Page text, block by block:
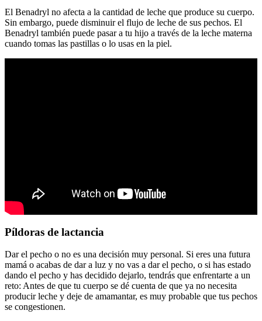
El Benadryl no afecta a la cantidad de leche que produce su cuerpo.
Sin embargo, puede disminuir el flujo de leche de sus pechos. El
Benadryl también puede pasar a tu hijo a través de la leche materna
cuando tomas las pastillas o lo usas en la piel.
Píldoras de lactancia
Dar el pecho o no es una decisión muy personal. Si eres una futura
mamá o acabas de dar a luz y no vas a dar el pecho, o si has estado
dando el pecho y has decidido dejarlo, tendrás que enfrentarte a un
reto: Antes de que tu cuerpo se dé cuenta de que ya no necesita
producir leche y deje de amamantar, es muy probable que tus pechos
se congestionen.